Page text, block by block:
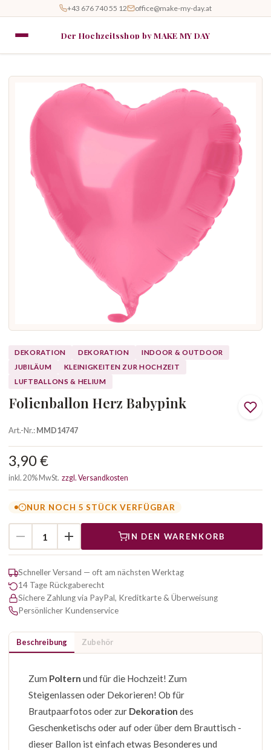
+43 676 740 55 12 office@make-my-day.at
Der Hochzeitsshop by MAKE MY DAY
DEKORATION DEKORATION
INDOOR & OUTDOOR
JUBILÄUM
KLEINIGKEITEN ZUR HOCHZEIT
LUFTBALLONS & HELIUM
Folienballon Herz Babypink
Art.-Nr.:MMD14747
3,90 €
inkl. 20% MwSt. zzgl. Versandkosten
NUR NOCH 5 STÜCK VERFÜGBAR
IN DEN WARENKORB
Schneller Versand — oft am nächsten Werktag
14 Tage Rückgaberecht
Sichere Zahlung via PayPal, Kreditkarte & Überweisung
Persönlicher Kundenservice
Beschreibung Zubehör
Zum Poltern und für die Hochzeit! Zum
Steigenlassen oder Dekorieren! Ob für
Brautpaarfotos oder zur Dekoration des
Geschenketischs oder auf oder über dem Brauttisch -
dieser Ballon ist einfach etwas Besonderes und